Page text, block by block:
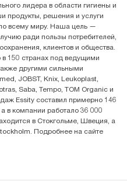
в Казахстане Пр.
лидера в области гигиены и
продукты, решения и услуги
всему миру. Наша цель —
ради пользы потребителей,
клиентов и общества.
150 странах под ведущими
другими сильными
JOBST, Knix, Leukoplast,
Saba, Tempo, TOM Organic и
Essity составил примерно 146
в компании работало 36 000
в Стокгольме, Швеция, а
Подробнее на сайте